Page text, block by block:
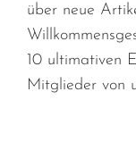
über neue
10 ultimativen
Mitglieder von